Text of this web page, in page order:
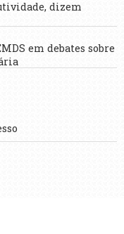
dizem
em debates sobre